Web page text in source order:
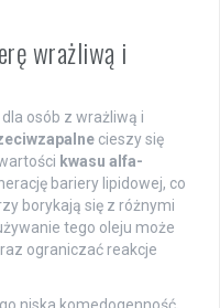
wrażliwą i
osób z wrażliwą i
cieszy się
kwasu alfa-
bariery lipidowej, co
borykają się z różnymi
tego oleju może
ograniczać reakcje
niska komedogenność,